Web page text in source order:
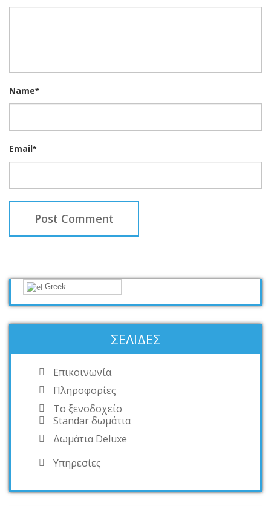
Name*
Email*
Greek
ΣΕΛΊΔΕΣ
Επικοινωνία
Πληροφορίες
Το ξενοδοχείο
Standar δωμάτια
Δωμάτια Deluxe
Υπηρεσίες